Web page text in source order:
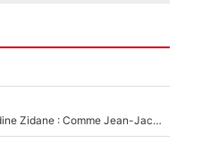
Un documentaire avec Zinedine Zidane : Comme Jean-Jacques Goldman et Mylène Farmer, le nouveau sélectionneur de l'équipe de France a recalé une journaliste très connue